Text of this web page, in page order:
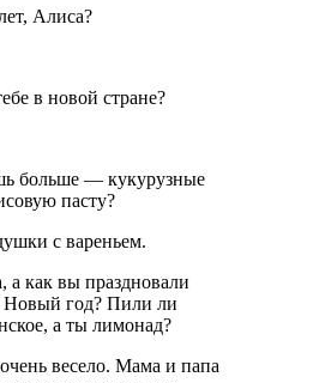
Алиса?
в новой стране?
больше — кукурузные
пасту?
с вареньем.
как вы праздновали
год? Пили ли
а ты лимонад?
весело. Мама и папа